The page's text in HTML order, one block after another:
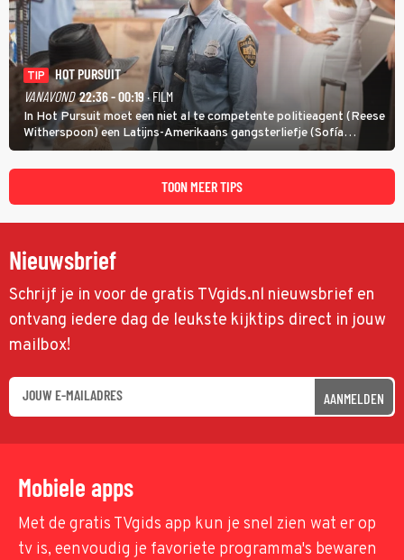
TIP
HOT PURSUIT
VANAVOND 22:36 - 00:19· FILM
In Hot Pursuit moet een niet al te competente politieagent (Reese
Witherspoon) een Latijns-Amerikaans gangsterliefje (Sofía
Vergara) beschermen tegen corrupte agenten en moordlustige
maffiatypes.
TOON MEER TIPS
Nieuwsbrief
Schrijf je in voor de gratis TVgids.nl nieuwsbrief en
ontvang iedere dag de leukste kijktips direct in jouw
mailbox!
AANMELDEN
Mobiele apps
Met de gratis TVgids app kun je snel zien wat er op
tv is, eenvoudig je favoriete programma's bewaren